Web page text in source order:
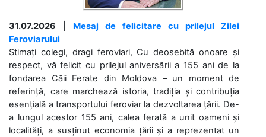
31.07.2026
Mesaj de felicitare cu prilejul Zilei
Feroviarului
Stimați colegi, dragi feroviari, Cu deosebită onoare și
respect, vă felicit cu prilejul aniversării a 155 ani de la
fondarea Căii Ferate din Moldova – un moment de
referință, care marchează istoria, tradiția și contribuția
esențială a transportului feroviar la dezvoltarea țării. De-
a lungul acestor 155 ani, calea ferată a unit oameni și
localități, a susținut economia țării și a reprezentat un